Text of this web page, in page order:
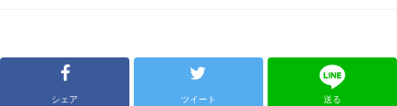
シェア ツイート 送る